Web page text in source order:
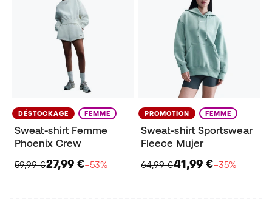
DÉSTOCKAGE FEMME
Sweat-shirt Femme
Phoenix Crew
59,99 €27,99 €−53%
PROMOTION FEMME
Sweat-shirt Sportswear
Fleece Mujer
64,99 €41,99 €−35%